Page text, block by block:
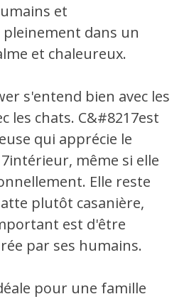
et
dans un
et chaleureux.
s'entend bien avec les
les chats. C&#8217est
qui apprécie le
même si elle
Elle reste
plutôt casanière,
est d'être
par ses humains.
pour une famille